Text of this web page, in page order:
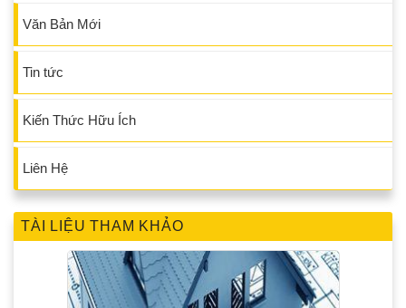
Văn Bản Mới
Tin tức
Kiến Thức Hữu Ích
Liên Hệ
TÀI LIỆU THAM KHẢO